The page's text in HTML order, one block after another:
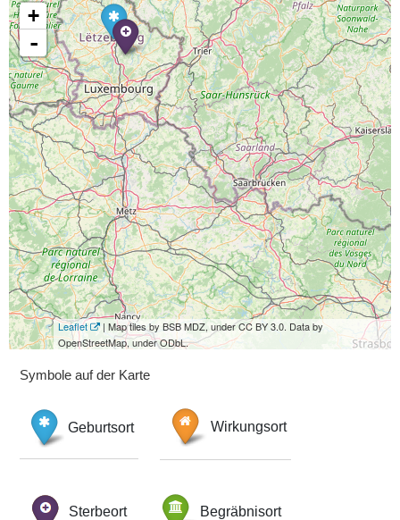
+
-
Leaflet
| Map tiles by BSB MDZ, under CC BY 3.0. Data by
OpenStreetMap, under ODbL.
Symbole auf der Karte
Geburtsort Wirkungsort
Sterbeort Begräbnisort